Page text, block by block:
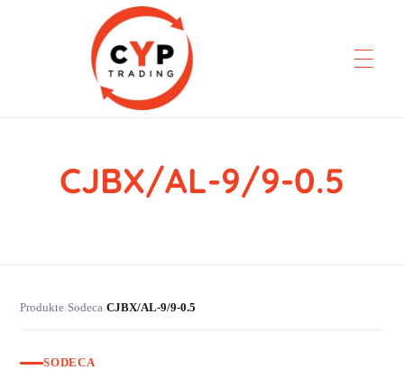
CYP Trading
Professionelle Ersatzteilbeschaffung
CJBX/AL-9/9-0.5
Produkte›Sodeca›CJBX/AL-9/9-0.5
SODECA